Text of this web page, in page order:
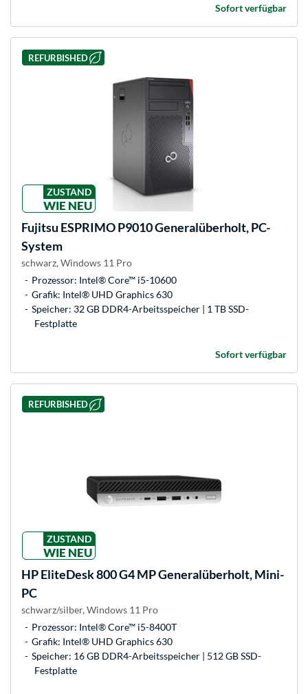
Sofort verfügbar
REFURBISHED
ZUSTAND
WIE NEU
Fujitsu ESPRIMO P9010 Generalüberholt, PC-
System
schwarz, Windows 11 Pro
Prozessor: Intel® Core™ i5-10600
Grafik: Intel® UHD Graphics 630
Speicher: 32 GB DDR4-Arbeitsspeicher | 1 TB SSD-
Festplatte
Sofort verfügbar
REFURBISHED
ZUSTAND
WIE NEU
HPEliteDesk 800 G4 MP Generalüberholt, Mini-
PC
schwarz/silber, Windows 11 Pro
Prozessor: Intel® Core™ i5-8400T
Grafik: Intel® UHD Graphics 630
Speicher: 16 GB DDR4-Arbeitsspeicher | 512 GB SSD-
Festplatte